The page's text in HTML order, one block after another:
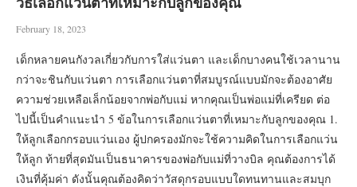
February 18, 2023
เด็กหลายคนกังวลเกี่ยวกับการใส่แว่นตา และเด็กบางคนใช้เวลานาน
กว่าจะชินกับแว่นตา การเลือกแว่นตาที่สมบูรณ์แบบมักจะต้องอาศัย
ความช่วยเหลือเล็กน้อยจากพ่อกับแม่ หากคุณเป็นพ่อแม่ที่เครียด ต่อ
ไปนี้เป็นคำแนะนำ 5 ข้อในการเลือกแว่นตาที่เหมาะกับลูกของคุณ 1.
ให้ลูกเลือกกรอบแว่นเอง ผู้ปกครองมักจะใช้ความคิดในการเลือกแว่น
ให้ลูก ท้ายที่สุดมันเป็นธนาคารของพ่อกับแม่ที่วางบิล คุณต้องการได้
เงินที่คุ้มค่า ดังนั้นคุณต้องคิดว่าวัสดุกรอบแบบใดทนทานและสมบุก